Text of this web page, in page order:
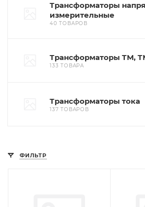
Трансформаторы
измерительные
40 ТОВАРОВ
Трансформаторы ТМ,
133 ТОВАРА
Трансформаторы тока
137 ТОВАРОВ
ФИЛЬТР